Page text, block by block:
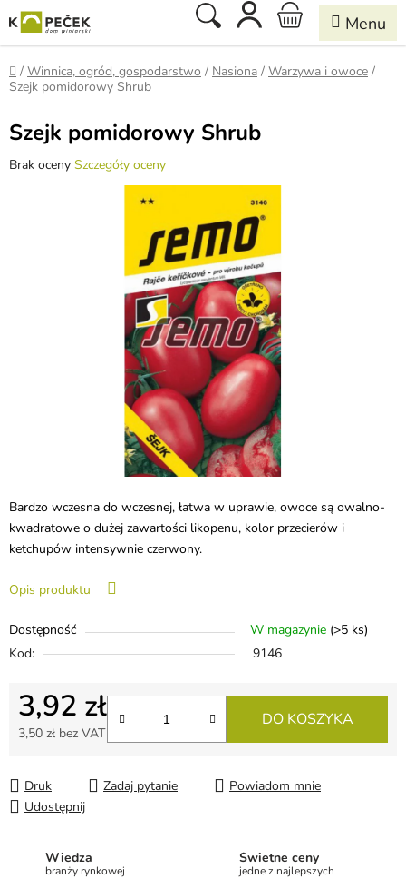
do
treści
Szukaj KOSZYK
Home
/ Winnica, ogród, gospodarstwo / Nasiona / Warzywa i owoce /
Szejk pomidorowy Shrub
Bardzo wczesna do wczesnej, łatwa w uprawie, owoce są owalno-
kwadratowe o dużej zawartości likopenu, kolor przecierów i
ketchupów intensywnie czerwony.
Opis produktu
Dostępność W magazynie (>5 ks)
Kod:
9146
3,92 zł
3,50 zł bez VAT
DO KOSZYKA
Druk Zadaj pytanie
Powiadom mnie
Udostępnij
Szejk pomidorowy Shrub
Średnia
Brak oceny Szczegóły oceny
Wiedza
branży rynkowej
Świetne ceny
jedne z najlepszych